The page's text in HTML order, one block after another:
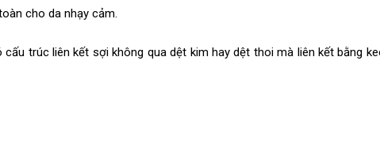
cho da nhạy cảm.
trúc liên kết sợi không qua dệt kim hay dệt thoi mà liên kết bằng